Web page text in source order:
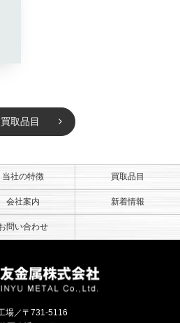
買取品目
当社の特徴 買取品目
会社案内 新着情報
問い合わせ
場／〒731-5116